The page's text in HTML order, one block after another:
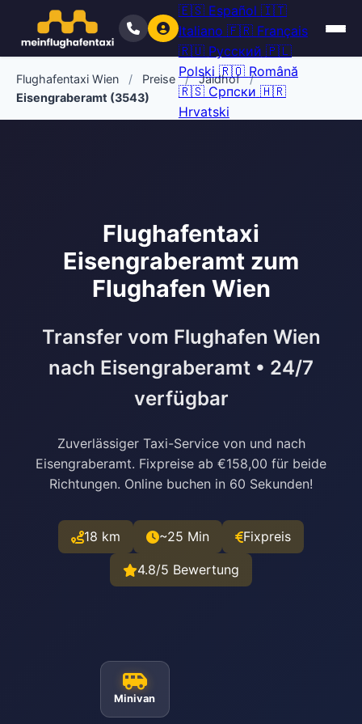
🇪🇸 Español 🇮🇹
Italiano 🇫🇷 Français
🇷🇺 Русский 🇵🇱
Polski 🇷🇴 Română
🇷🇸 Српски 🇭🇷
Hrvatski
Flughafentaxi Wien / Preise / Jaidhof
/
Eisengraberamt (3543)
Flughafentaxi
Eisengraberamt zum
Flughafen Wien
Transfer vom Flughafen Wien
nach Eisengraberamt • 24/7
verfügbar
Zuverlässiger Taxi-Service von und nach
Eisengraberamt. Fixpreise ab €158,00 für beide
Richtungen. Online buchen in 60 Sekunden!
18 km ~25 Min Fixpreis
4.8/5 Bewertung
Minivan